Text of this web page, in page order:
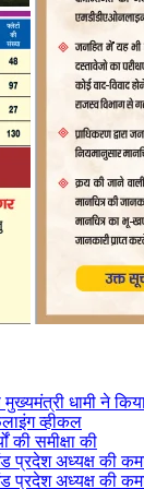
धामी ने
व्हीकल
की समीक्षा की
प्रदेश अध्यक्ष की
प्रदेश अध्यक्ष की